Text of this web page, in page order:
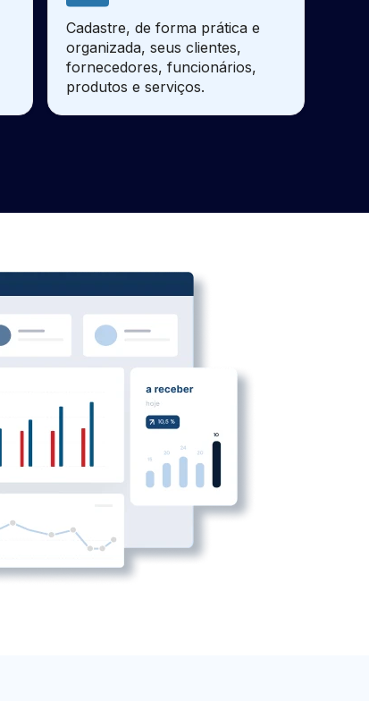
Cadastre, de forma prática e
organizada, seus clientes,
fornecedores, funcionários,
produtos e serviços.